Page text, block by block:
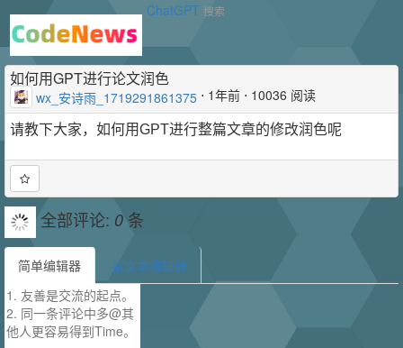
ChatGPT 搜索
如何用GPT进行论文润色
wx_安诗雨_1719291861375 ⋅ 1年前 ⋅ 10036 阅读
请教下大家，如何用GPT进行整篇文章的修改润色呢
全部评论: 0 条
简单编辑器 富文本编辑器